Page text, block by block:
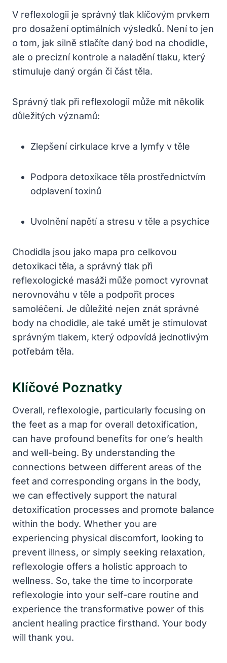
V reflexologii je správný tlak klíčovým prvkem
pro dosažení optimálních výsledků. Není to jen
o tom, jak silně stlačíte daný bod na chodidle,
ale o precizní kontrole a naladění tlaku, který
stimuluje daný orgán či část těla.
Správný tlak při reflexologii může mít několik
důležitých významů:
Zlepšení cirkulace krve a lymfy v těle
Podpora detoxikace těla prostřednictvím
odplavení toxinů
Uvolnění napětí a stresu v těle a psychice
Chodidla jsou jako mapa pro celkovou
detoxikaci těla, a správný tlak při
reflexologické masáži může pomoct vyrovnat
nerovnováhu v těle a podpořit proces
samoléčení. Je důležité nejen znát správné
body na chodidle, ale také umět je stimulovat
správným tlakem, který odpovídá jednotlivým
potřebám těla.
Klíčové Poznatky
Overall, reflexologie, particularly focusing on
the feet as a map for overall detoxification,
can have profound benefits for one’s health
and well-being. By understanding the
connections between different areas of the
feet and corresponding organs in the body,
we can effectively support the natural
detoxification processes and promote balance
within the body. Whether you are
experiencing physical discomfort, looking to
prevent illness, or simply seeking relaxation,
reflexologie offers a holistic approach to
wellness. So, take the time to incorporate
reflexologie into your self-care routine and
experience the transformative power of this
ancient healing practice firsthand. Your body
will thank you.